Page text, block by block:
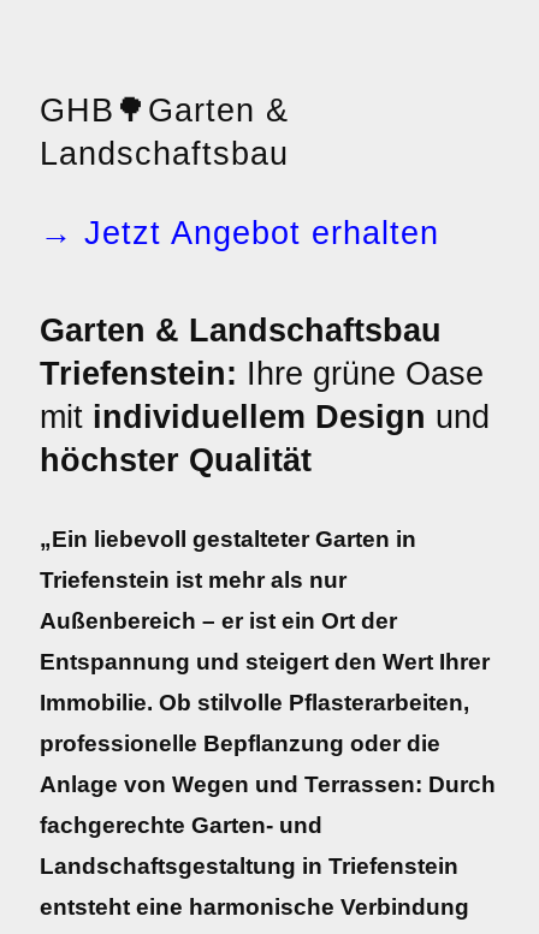
GHB 🌳 Garten &
Landschaftsbau
→ Jetzt Angebot erhalten
Garten & Landschaftsbau
Triefenstein: Ihre grüne Oase
mit individuellem Design und
höchster Qualität
„Ein liebevoll gestalteter Garten in
Triefenstein ist mehr als nur
Außenbereich – er ist ein Ort der
Entspannung und steigert den Wert Ihrer
Immobilie. Ob stilvolle Pflasterarbeiten,
professionelle Bepflanzung oder die
Anlage von Wegen und Terrassen: Durch
fachgerechte Garten- und
Landschaftsgestaltung in Triefenstein
entsteht eine harmonische Verbindung